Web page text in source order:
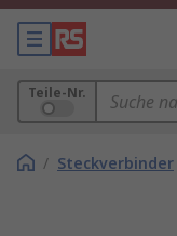
Teile-Nr.
/ Steckverbinder